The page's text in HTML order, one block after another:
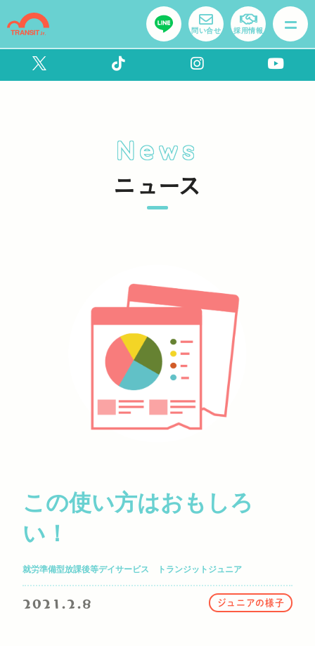
問い合せ 採用情報
News
ニュース
この使い方はおもしろ
い！
就労準備型放課後等デイサービス トランジットジュニア
2021.2.8 ジュニアの様子